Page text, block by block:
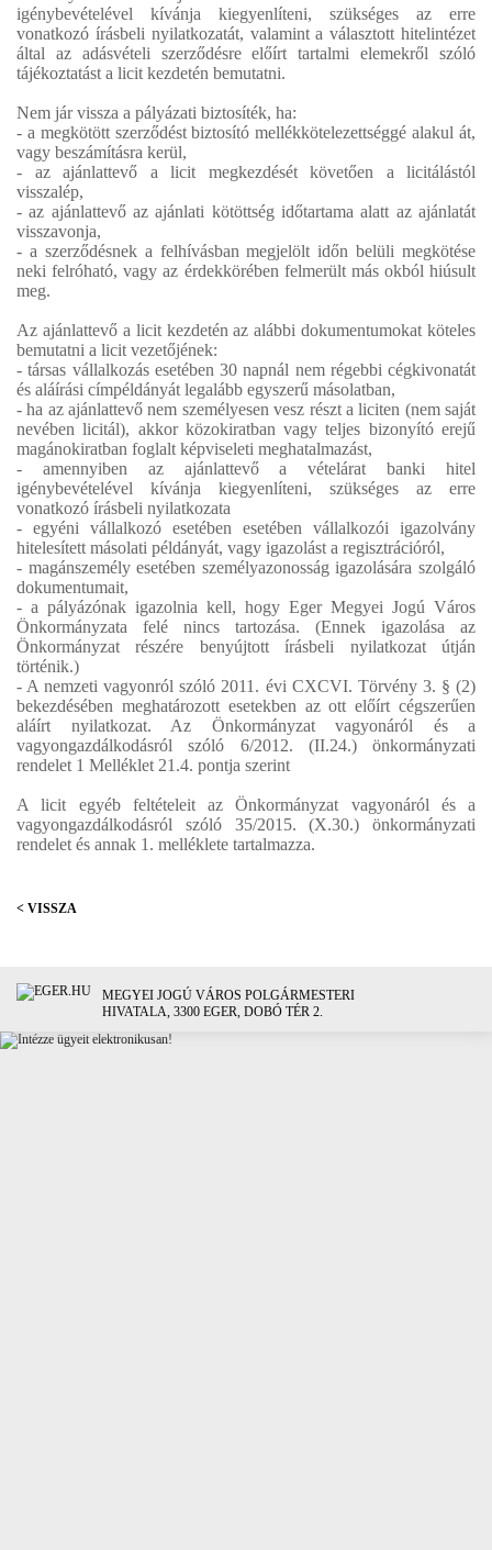
igénybevételével kívánja kiegyenlíteni, szükséges az erre
vonatkozó írásbeli nyilatkozatát, valamint a választott hitelintézet
által az adásvételi szerződésre előírt tartalmi elemekről szóló
tájékoztatást a licit kezdetén bemutatni.
Nem jár vissza a pályázati biztosíték, ha:
- a megkötött szerződést biztosító mellékkötelezettséggé alakul át,
vagy beszámításra kerül,
- az ajánlattevő a licit megkezdését követően a licitálástól
visszalép,
- az ajánlattevő az ajánlati kötöttség időtartama alatt az ajánlatát
visszavonja,
- a szerződésnek a felhívásban megjelölt időn belüli megkötése
neki felróható, vagy az érdekkörében felmerült más okból hiúsult
meg.
Az ajánlattevő a licit kezdetén az alábbi dokumentumokat köteles
bemutatni a licit vezetőjének:
- társas vállalkozás esetében 30 napnál nem régebbi cégkivonatát
és aláírási címpéldányát legalább egyszerű másolatban,
- ha az ajánlattevő nem személyesen vesz részt a liciten (nem saját
nevében licitál), akkor közokiratban vagy teljes bizonyító erejű
magánokiratban foglalt képviseleti meghatalmazást,
- amennyiben az ajánlattevő a vételárat banki hitel
igénybevételével kívánja kiegyenlíteni, szükséges az erre
vonatkozó írásbeli nyilatkozata
- egyéni vállalkozó esetében esetében vállalkozói igazolvány
hitelesített másolati példányát, vagy igazolást a regisztrációról,
- magánszemély esetében személyazonosság igazolására szolgáló
dokumentumait,
- a pályázónak igazolnia kell, hogy Eger Megyei Jogú Város
Önkormányzata felé nincs tartozása. (Ennek igazolása az
Önkormányzat részére benyújtott írásbeli nyilatkozat útján
történik.)
- A nemzeti vagyonról szóló 2011. évi CXCVI. Törvény 3. § (2)
bekezdésében meghatározott esetekben az ott előírt cégszerűen
aláírt nyilatkozat. Az Önkormányzat vagyonáról és a
vagyongazdálkodásról szóló 6/2012. (II.24.) önkormányzati
rendelet 1 Melléklet 21.4. pontja szerint
A licit egyéb feltételeit az Önkormányzat vagyonáról és a
vagyongazdálkodásról szóló 35/2015. (X.30.) önkormányzati
rendelet és annak 1. melléklete tartalmazza.
< VISSZA
MEGYEI JOGÚ VÁROS POLGÁRMESTERI
HIVATALA, 3300 EGER, DOBÓ TÉR 2.